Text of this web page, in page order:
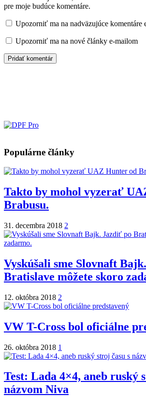
pre moje budúce komentáre.
Upozorniť ma na nadväzujúce komentáre
Upozorniť ma na nové články e-mailom
Populárne články
Takto by mohol vyzerať
Brabusu.
31. decembra 2018 2
Vyskúšali sme Slovnaft
Bratislave môžete skoro
12. októbra 2018 2
VW T-Cross bol oficiálne
26. októbra 2018 1
Test: Lada 4×4, aneb ruský
názvom Niva